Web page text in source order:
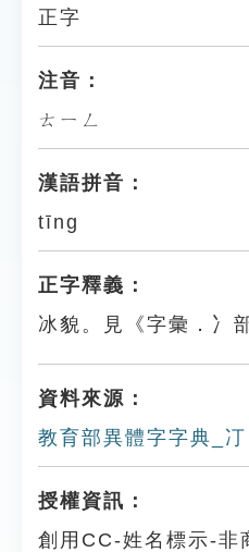
正字
注音：
ㄊㄧㄥ
漢語拼音：
tīng
正字釋義：
冰貌。見《字彙．冫
資料來源：
教育部異體字字典_㓅
授權資訊：
創用CC-姓名標示-非